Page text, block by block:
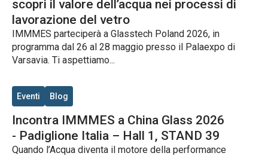
scopri il valore dell’acqua nei processi di
lavorazione del vetro
IMMMES parteciperà a Glasstech Poland 2026, in
programma dal 26 al 28 maggio presso il Palaexpo di
Varsavia. Ti aspettiamo...
Eventi Blog
Incontra IMMMES a China Glass 2026
- Padiglione Italia – Hall 1, STAND 39
Quando l’Acqua diventa il motore della performance